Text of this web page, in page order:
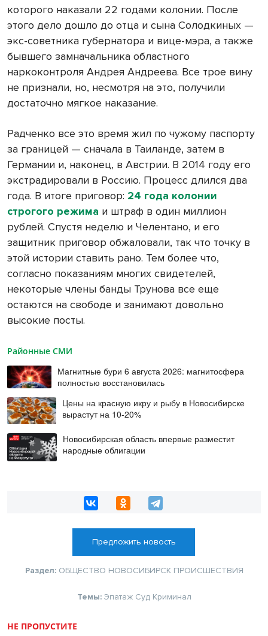
которого наказали 22 годами колонии. После
этого дело дошло до отца и сына Солодкиных —
экс-советника губернатора и вице-мэра, а также
бывшего замначальника областного
наркоконтроля Андрея Андреева. Все трое вину
не признали, но, несмотря на это, получили
достаточно мягкое наказание.
Радченко все это время жил по чужому паспорту
за границей — сначала в Таиланде, затем в
Германии и, наконец, в Австрии. В 2014 году его
экстрадировали в Россию. Процесс длился два
года. В итоге приговор: 24 года колонии
строгого режима и штраф в один миллион
рублей. Спустя неделю и Челентано, и его
защитник приговор обжаловали, так что точку в
этой истории ставить рано. Тем более что,
согласно показаниям многих свидетелей,
некоторые члены банды Трунова все еще
остаются на свободе и занимают довольно
высокие посты.
Районные СМИ
Магнитные бури 6 августа 2026: магнитосфера
полностью восстановилась
Цены на красную икру и рыбу в Новосибирске
вырастут на 10-20%
Новосибирская область впервые разместит
народные облигации
Предложить новость
Раздел: ОБЩЕСТВО НОВОСИБИРСК ПРОИСШЕСТВИЯ
Темы: Эпатаж Суд Криминал
НЕ ПРОПУСТИТЕ